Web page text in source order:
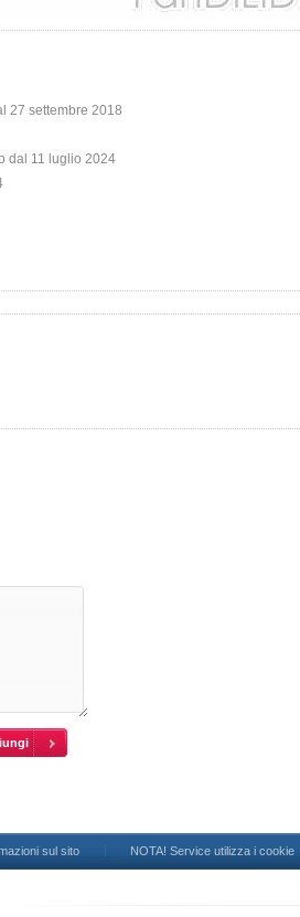
27 settembre 2018
dal 11 luglio 2024
sul sito NOTA! Service utilizza i cookie